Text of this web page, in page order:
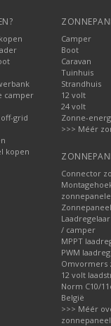
camper
grid
kopen
Camper
Boot
Caravan
Tuinhuis
Strandhuis
12 volt
24 volt
Zonne-
>>> Méér
Connector
/ camper
MPPT
PWM
Omvormers
12 volt
Norm C10/
België
>>> Méér
zonnepaneel